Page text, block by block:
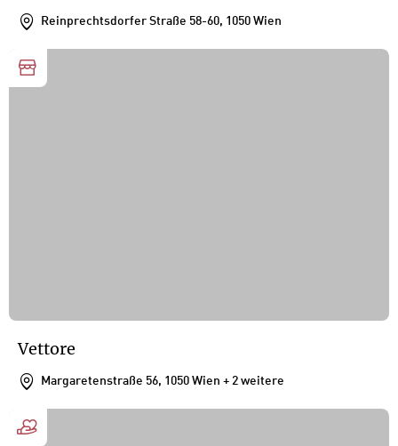
Reinprechtsdorfer Straße 58-60, 1050 Wien
Vettore
Margaretenstraße 56, 1050 Wien + 2 weitere